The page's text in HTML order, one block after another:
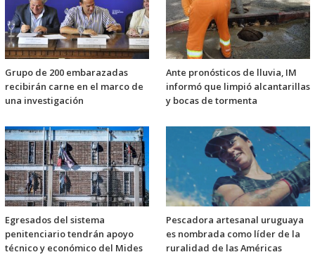
Grupo de 200 embarazadas
recibirán carne en el marco de
una investigación
Ante pronósticos de lluvia, IM
informó que limpió alcantarillas
y bocas de tormenta
Egresados del sistema
penitenciario tendrán apoyo
técnico y económico del Mides
Pescadora artesanal uruguaya
es nombrada como líder de la
ruralidad de las Américas